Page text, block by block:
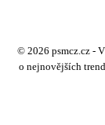
© 2026 psmcz.cz -
o nejnovějších